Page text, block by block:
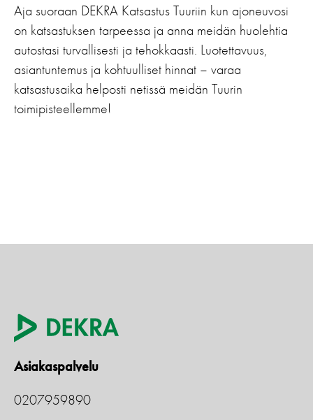
Aja suoraan DEKRA Katsastus Tuuriin kun ajoneuvosi
on katsastuksen tarpeessa ja anna meidän huolehtia
autostasi turvallisesti ja tehokkaasti. Luotettavuus,
asiantuntemus ja kohtuulliset hinnat – varaa
katsastusaika helposti netissä meidän Tuurin
toimipisteellemme!
Asiakaspalvelu
0207959890